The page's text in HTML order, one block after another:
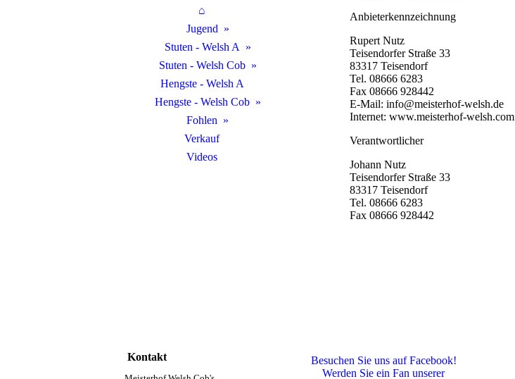
⌂
Jugend
Stuten - Welsh A
Stuten - Welsh Cob
Hengste - Welsh A
Hengste - Welsh Cob
Fohlen
Verkauf
Videos
Anbieterkennzeichnung
Rupert Nutz
Teisendorfer Straße 33
83317 Teisendorf
Tel. 08666 6283
Fax 08666 928442
E-Mail: info@meisterhof-welsh.de
Internet: www.meisterhof-welsh.com
Verantwortlicher
Johann Nutz
Teisendorfer Straße 33
83317 Teisendorf
Tel. 08666 6283
Fax 08666 928442
Kontakt
Besuchen Sie uns auf Facebook!
Werden Sie ein Fan unserer